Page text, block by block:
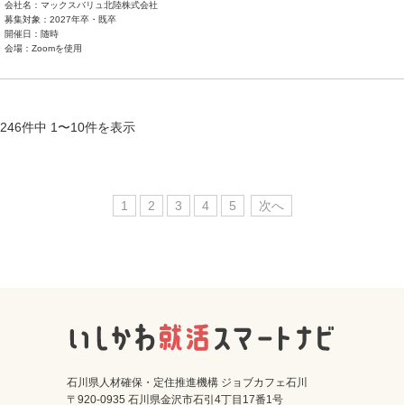
会社名：マックスバリュ北陸株式会社
募集対象：2027年卒・既卒
開催日：随時
会場：Zoomを使用
246件中 1〜10件を表示
1 2 3 4 5 次へ
石川県人材確保・定住推進機構 ジョブカフェ石川
〒920-0935 石川県金沢市石引4丁目17番1号